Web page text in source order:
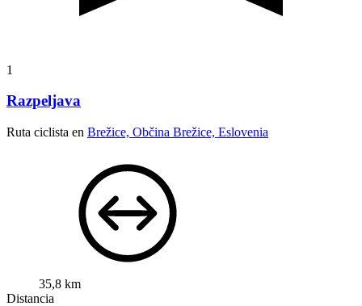
1
Razpeljava
Ruta ciclista en Brežice, Občina Brežice, Eslovenia
35,8 km
Distancia